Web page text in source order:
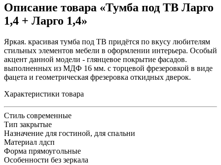
Описание товара «Тумба под ТВ Ларго
1,4 + Ларго 1,4»
Яркая. красивая тумба под ТВ придётся по вкусу любителям
стильных элементов мебели в оформлении интерьера. Особый
акцент данной модели - глянцевое покрытие фасадов.
выполненных из МДФ 16 мм. с торцевой фрезеровкой в виде
фацета и геометрическая фрезеровка откидных дверок.
Характеристики товара
Стиль современные
Тип закрытые
Назначение для гостиной, для спальни
Материал лдсп
Форма прямоугольные
Особенности без зеркала